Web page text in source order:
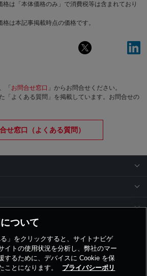
は「本体価格のみ」で消費税等は含まれており
は本記事掲載時点の価格です。
「 お問合せ窓口 」からお問合せください。
「よくある質問」を掲載しています。お問合せの
せ窓口（よくある質問）
ついて
る」をクリックすると、サイトナビゲ
イトの使用状況を分析し、弊社のマー
するために、デバイスに Cookie を保
ことになります。
プライバシーポリ